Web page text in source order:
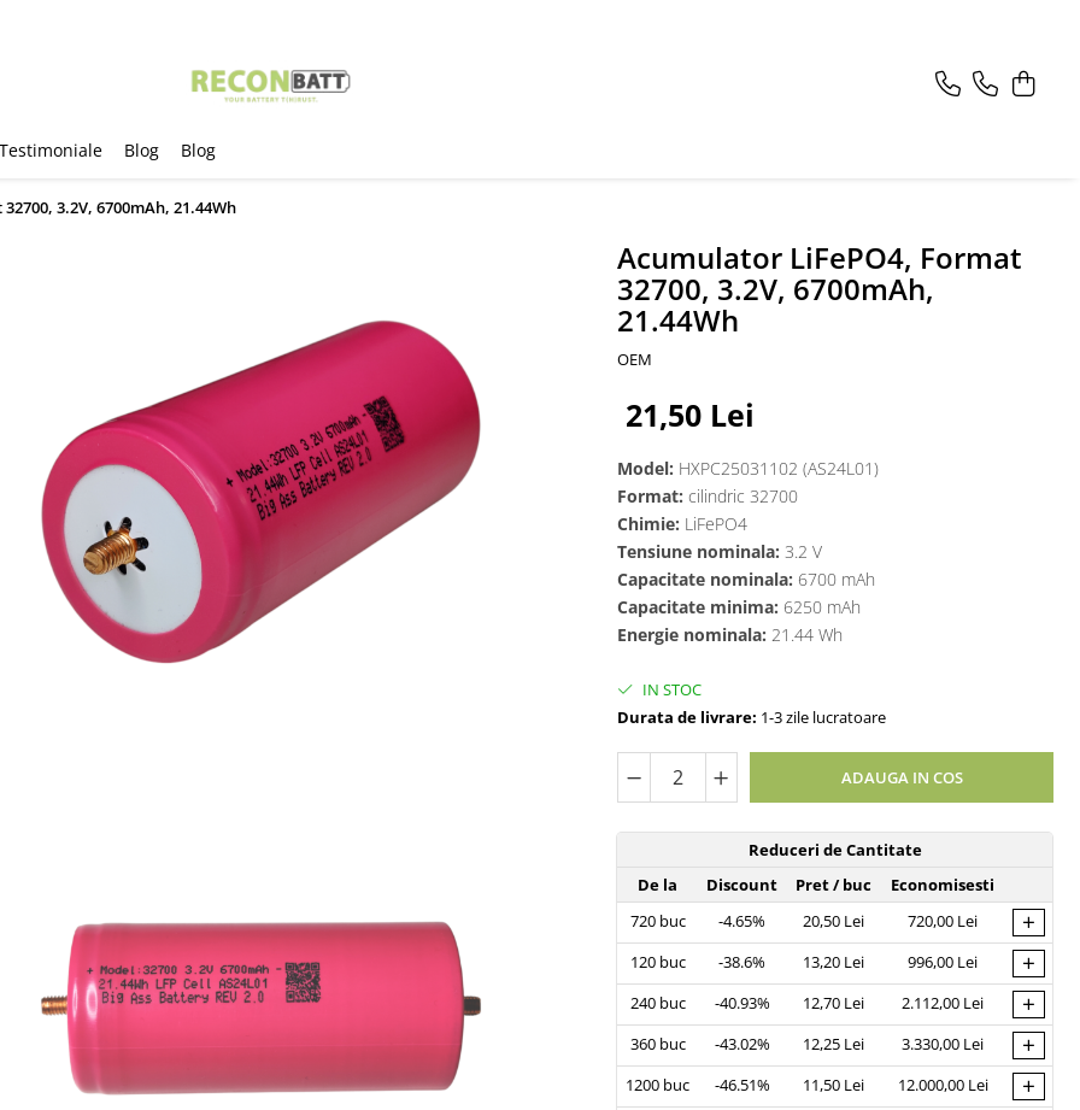
Testimoniale Blog Blog
3.2V, 6700mAh, 21.44Wh
Acumulator LiFePO4, Format
32700, 3.2V, 6700mAh,
21.44Wh
OEM
21,50 Lei
Model: HXPC25031102 (AS24L01)
Format: cilindric 32700
Chimie: LiFePO4
Tensiune nominala: 3.2 V
Capacitate nominala: 6700 mAh
Capacitate minima: 6250 mAh
Energie nominala: 21.44 Wh
IN STOC
Durata de livrare: 1-3 zile lucratoare
ADAUGA IN COS
Reduceri de Cantitate
De la
Discount Pret/ buc
Economisesti
720buc -4.65% 20,50 Lei 720,00 Lei +
120buc -38.6% 13,20 Lei 996,00 Lei +
240buc -40.93% 12,70 Lei 2.112,00 Lei +
360buc -43.02% 12,25 Lei 3.330,00 Lei +
1200 buc -46.51% 11,50 Lei 12.000,00 Lei +